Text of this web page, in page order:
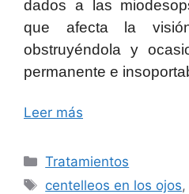
dados a las
que afecta la
obstruyéndola y
permanente e
Leer más
Categorías
Tratamientos
Etiquetas
centelleos en los ojos,